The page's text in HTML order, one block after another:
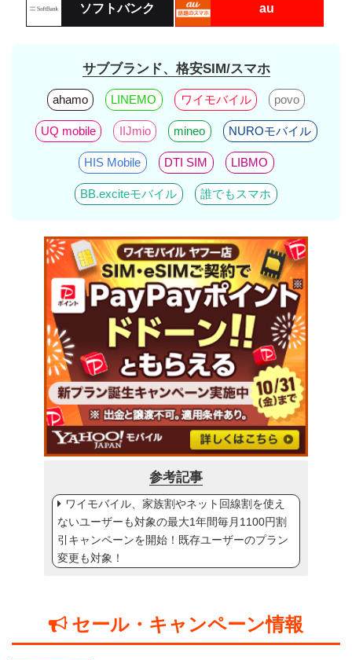
ソフトバンク au
サブブランド、格安SIM/スマホ
ahamo LINEMO ワイモバイル povo
UQ mobile IIJmio mineo NUROモバイル
HIS Mobile DTI SIM LIBMO
BB.exciteモバイル 誰でもスマホ
参考記事
ワイモバイル、家族割やネット回線割を使え
ないユーザーも対象の最大1年間毎月1100円割
引キャンペーンを開始！既存ユーザーのプラン
変更も対象！
セール・キャンペーン情報